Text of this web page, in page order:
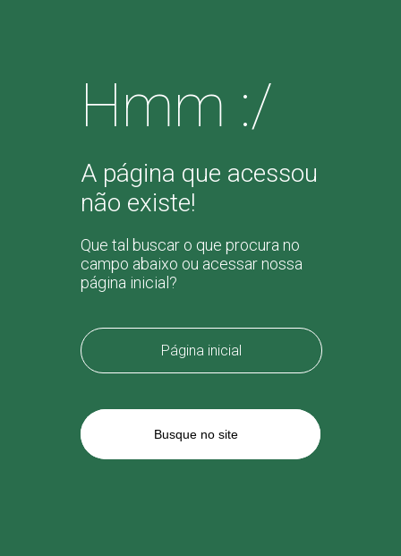
Hmm :/
A página que acessou
não existe!
Que tal buscar o que procura no
campo abaixo ou acessar nossa
página inicial?
Página inicial